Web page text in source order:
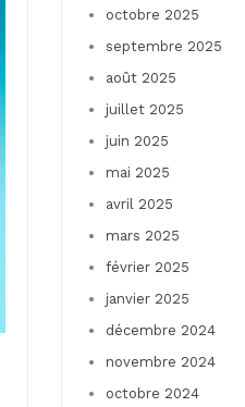
octobre 2025
septembre 2025
août 2025
juillet 2025
juin 2025
mai 2025
avril 2025
mars 2025
février 2025
janvier 2025
décembre 2024
novembre 2024
octobre 2024